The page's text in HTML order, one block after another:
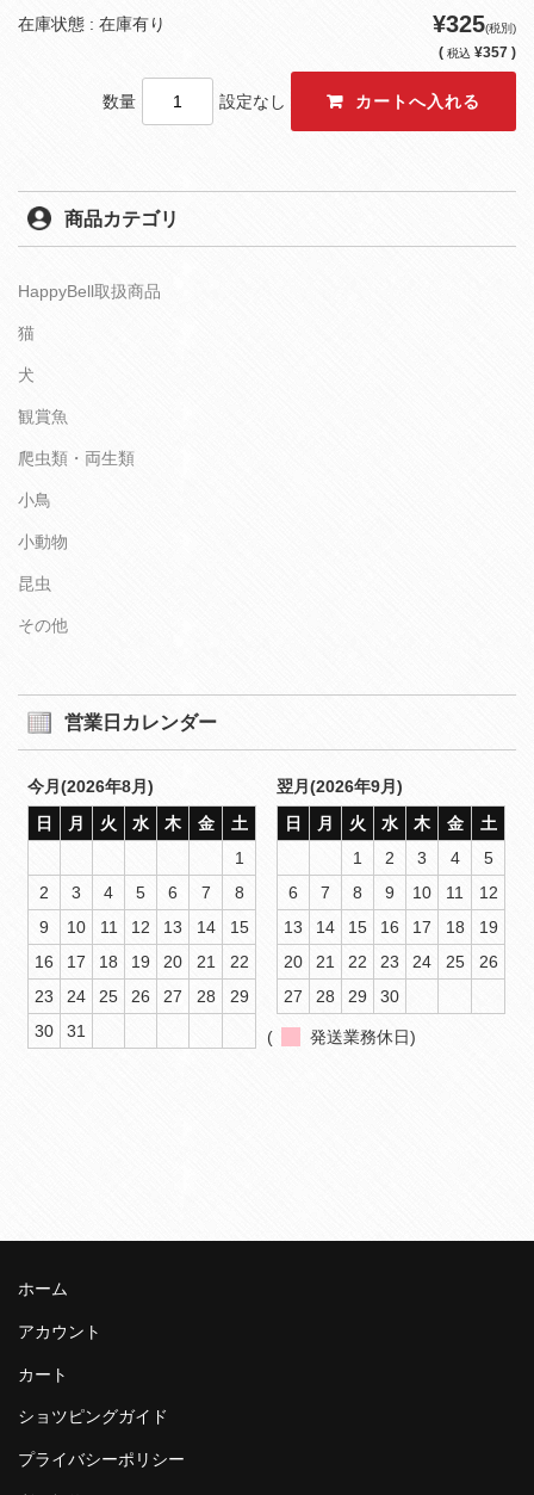
在庫状態 : 在庫有り ¥325(税別)
( 税込 ¥357 )
数量 設定なし
商品カテゴリ
HappyBell取扱商品
猫
犬
観賞魚
爬虫類・両生類
小鳥
小動物
昆虫
その他
営業日カレンダー
今月(2026年8月)
日
月 火 水 木 金
土
1
2
3 4 5 6 7
8
9
10 11 12 13 14
15
16
17 18 19 20 21
22
23
24 25 26 27 28
29
30
31
翌月(2026年9月)
日
月 火 水 木 金
土
1
2 3 4
5
6
7 8 9 10 11
12
13
14 15 16 17 18
19
20
21 22 23 24 25
26
27
28 29 30
( 発送業務休日)
ホーム
アカウント
カート
ショツピングガイド
プライバシーポリシー